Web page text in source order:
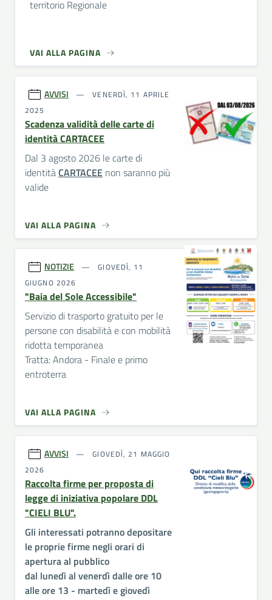
territorio Regionale
VAI ALLA PAGINA
AVVISI
VENERDÌ, 11 APRILE
2025
Scadenza validità delle carte di
identità CARTACEE
Dal 3 agosto 2026 le carte di
identitàCARTACEE non saranno più
valide
VAI ALLA PAGINA
NOTIZIE
GIOVEDÌ, 11
GIUGNO 2026
"Baia del Sole Accessibile"
Servizio di trasporto gratuito per le
persone con disabilità e con mobilità
ridotta temporanea
Tratta: Andora - Finale e primo
entroterra
VAI ALLA PAGINA
AVVISI
GIOVEDÌ, 21 MAGGIO
2026
Raccolta firme per proposta di
legge di iniziativa popolare DDL
"CIELI BLU".
Gli interessati potranno depositare
le proprie firme negli orari di
apertura al pubblico
dal lunedì al venerdì dalle ore 10
alle ore 13 - martedì e giovedì